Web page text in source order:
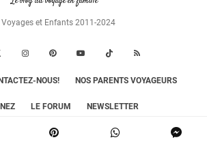
et Enfants 2011-2024
NOUS! NOS PARENTS VOYAGEURS
LE FORUM NEWSLETTER